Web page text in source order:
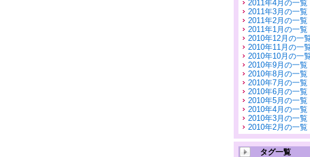
2011年4月の一覧
2011年3月の一覧
2011年2月の一覧
2011年1月の一覧
2010年12月の一
2010年11月の一
2010年10月の一
2010年9月の一覧
2010年8月の一覧
2010年7月の一覧
2010年6月の一覧
2010年5月の一覧
2010年4月の一覧
2010年3月の一覧
2010年2月の一覧
タグ一覧